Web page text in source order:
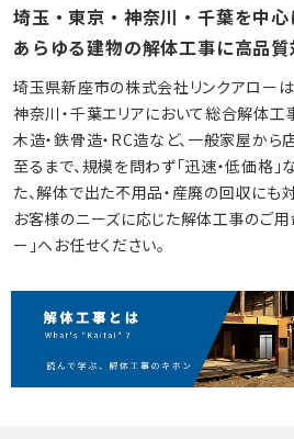
埼玉・東京・神奈川・千葉を中心
あらゆる建物の解体工事に高品質
埼玉県新座市の株式会社リンクアローは
神奈川・千葉エリアにおいて総合解体工
木造・鉄骨造・RC造など、一般家屋から
至るまで、規模を問わず「迅速・低価格」
た、解体で出た不用品・産廃の回収にも
お客様のニーズに応じた解体工事のご用
ー」へお任せください。